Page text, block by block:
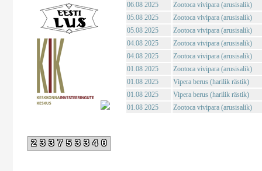
233753340
06.08 2025
Zootoca vivipara (arusisalik)
05.08 2025
Zootoca vivipara (arusisalik)
05.08 2025
Zootoca vivipara (arusisalik)
04.08 2025
Zootoca vivipara (arusisalik)
04.08 2025
Zootoca vivipara (arusisalik)
01.08 2025
Zootoca vivipara (arusisalik)
01.08 2025
Vipera berus (harilik rästik)
01.08 2025
Vipera berus (harilik rästik)
01.08 2025
Zootoca vivipara (arusisalik)